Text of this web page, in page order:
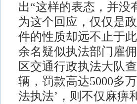
出“这样的表态，并没
为这个回应，仅仅是
件的性质却远不止于
余名疑似执法部门雇
区交通行政执法大队
辆，罚款高达5000多
法执法’，则不仅麻痹